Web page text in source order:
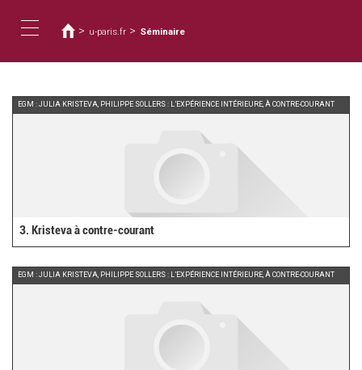
main
navigation
are
here
> u-paris.fr > Séminaire
EGM : JULIA KRISTEVA, PHILIPPE SOLLERS : L’EXPÉRIENCE INTÉRIEURE, À CONTRE-COURANT
3. Kristeva à contre-courant
EGM : JULIA KRISTEVA, PHILIPPE SOLLERS : L’EXPÉRIENCE INTÉRIEURE, À CONTRE-COURANT